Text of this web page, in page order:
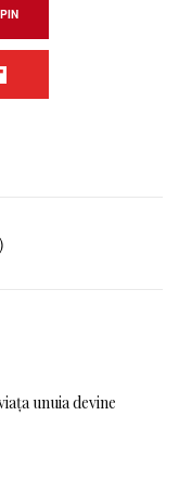
PIN
unuia devine